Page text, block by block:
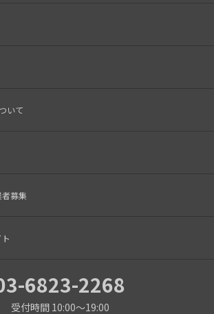
いて
募集
6823-2268
受付時間 10:00～19:00